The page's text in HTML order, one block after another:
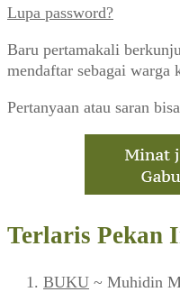
Lupa password?
Baru pertamakali
mendaftar sebagai warga
Pertanyaan atau saran
Terlaris Pekan
BUKU ~ Muhidin